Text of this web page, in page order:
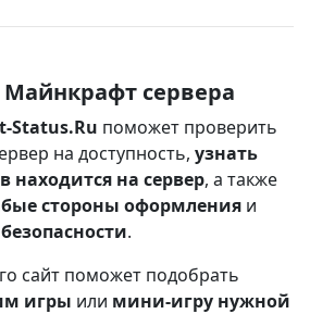
сервера
Status.Ru поможет проверить
на доступность, узнать
находится на сервер, а также
стороны оформления и
безопасности.
сайт поможет подобрать
игры или мини-игру нужной